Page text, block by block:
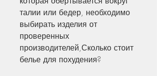
талии или бедер, необходимо
выбирать изделия от
проверенных
производителей,Сколько стоит
белье для похудения?